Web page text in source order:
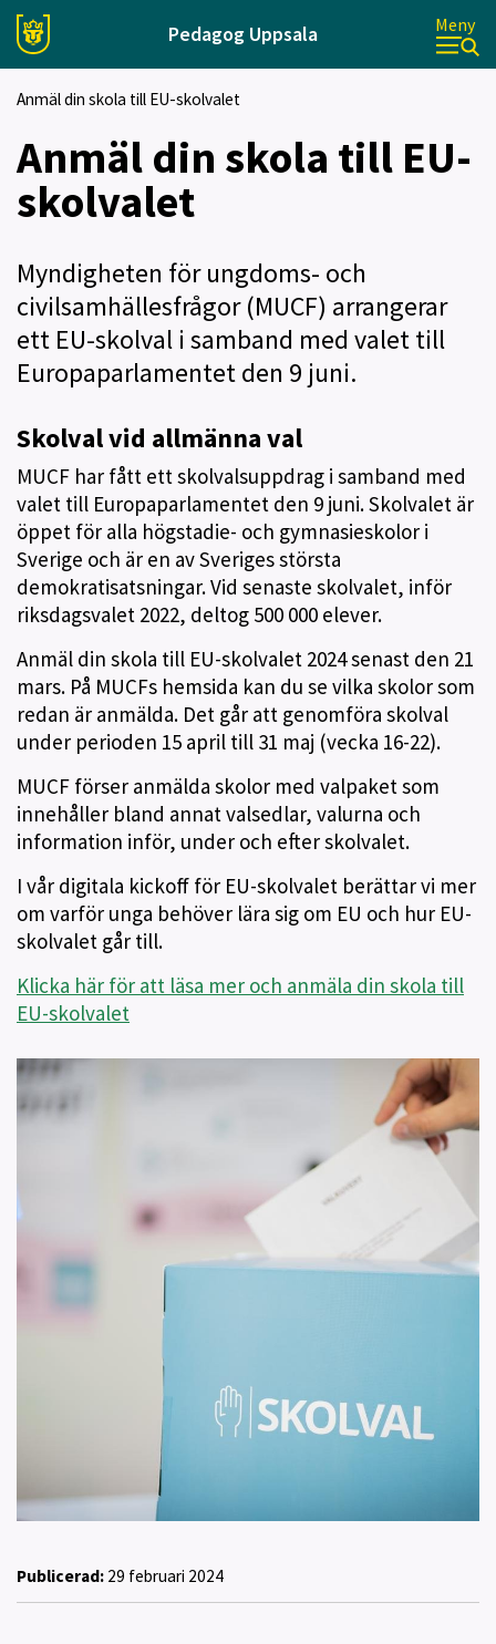
Pedagog Uppsala Meny
Anmäl din skola till EU-skolvalet
Anmäl din skola till EU-
skolvalet
Myndigheten för ungdoms- och
civilsamhällesfrågor (MUCF) arrangerar
ett EU-skolval i samband med valet till
Europaparlamentet den 9 juni.
Skolval vid allmänna val
MUCF har fått ett skolvalsuppdrag i samband med
valet till Europaparlamentet den 9 juni. Skolvalet är
öppet för alla högstadie- och gymnasieskolor i
Sverige och är en av Sveriges största
demokratisatsningar. Vid senaste skolvalet, inför
riksdagsvalet 2022, deltog 500 000 elever.
Anmäl din skola till EU-skolvalet 2024 senast den 21
mars. På MUCFs hemsida kan du se vilka skolor som
redan är anmälda. Det går att genomföra skolval
under perioden 15 april till 31 maj (vecka 16-22).
MUCF förser anmälda skolor med valpaket som
innehåller bland annat valsedlar, valurna och
information inför, under och efter skolvalet.
I vår digitala kickoff för EU-skolvalet berättar vi mer
om varför unga behöver lära sig om EU och hur EU-
skolvalet går till.
Klicka här för att läsa mer och anmäla din skola till
EU-skolvalet
Publicerad: 29 februari 2024